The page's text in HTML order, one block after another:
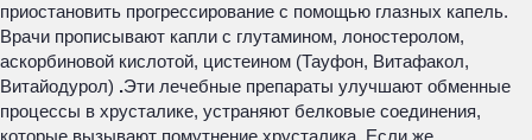
приостановить прогрессирование с помощью глазных капель.
Врачи прописывают капли с глутамином, лоностеролом,
аскорбиновой кислотой, цистеином (Тауфон, Витафакол,
Витайодурол) .Эти лечебные препараты улучшают обменные
процессы в хрусталике, устраняют белковые соединения,
которые вызывают помутнение хрусталика. Если же